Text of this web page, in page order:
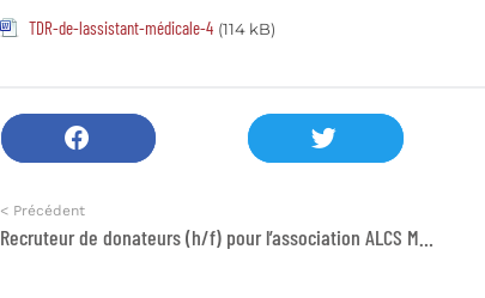
TDR-de-lassistant-médicale-4 (114 kB)
< Précédent